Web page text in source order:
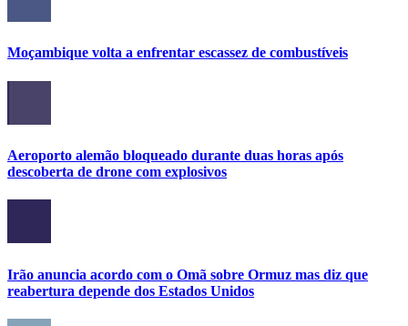
Moçambique volta a enfrentar escassez de combustíveis
Aeroporto alemão bloqueado durante duas horas após
descoberta de drone com explosivos
Irão anuncia acordo com o Omã sobre Ormuz mas diz que
reabertura depende dos Estados Unidos